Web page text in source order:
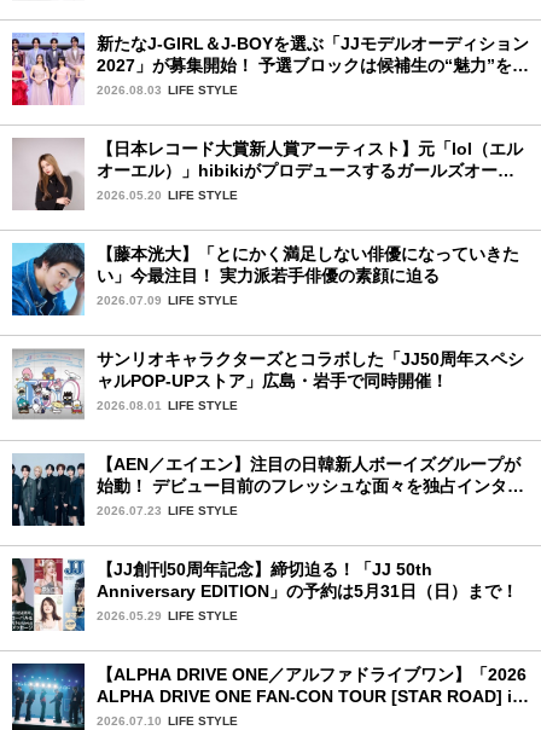
新たなJ-GIRL＆J-BOYを選ぶ「JJモデルオーディション
2027」が募集開始！ 予選ブロックは候補生の“魅力”を重
視した「新システム」に変わります
2026.08.03 LIFE STYLE
【日本レコード大賞新人賞アーティスト】元「lol（エル
オーエル）」hibikiがプロデュースするガールズオーデ
ィションが始動！ 応募は5月31日（日）まで
2026.05.20 LIFE STYLE
【藤本洸大】「とにかく満足しない俳優になっていきた
い」今最注目！ 実力派若手俳優の素顔に迫る
2026.07.09 LIFE STYLE
サンリオキャラクターズとコラボした「JJ50周年スペシ
ャルPOP-UPストア」広島・岩手で同時開催！
2026.08.01 LIFE STYLE
【AEN／エイエン】注目の日韓新人ボーイズグループが
始動！ デビュー目前のフレッシュな面々を独占インタビ
ュー。7人の魅力に迫ります♪
2026.07.23 LIFE STYLE
【JJ創刊50周年記念】締切迫る！「JJ 50th
Anniversary EDITION」の予約は5月31日（日）まで！
2026.05.29 LIFE STYLE
【ALPHA DRIVE ONE／アルファドライブワン】「2026
ALPHA DRIVE ONE FAN-CON TOUR [STAR ROAD] in
YOKOHAMA」1日目詳細レポ【前編】
2026.07.10 LIFE STYLE